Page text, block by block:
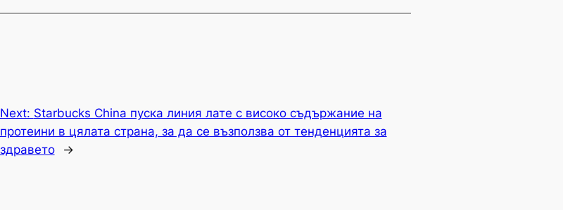
Next: Starbucks China пуска линия лате с високо съдържание на
протеини в цялата страна, за да се възползва от тенденцията за
здравето
→